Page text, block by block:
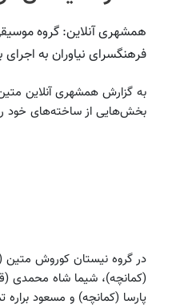
فرهنگسرای نیاوران به اجرای
به گزارش همشهری آنلاین متین
بخش‌هایی از ساخته‌های خود را
در گروه نیستان کوروش متین
(‌کمانچه)، شیما شاه محمدی
پارسا (کمانچه) و مسعود براره